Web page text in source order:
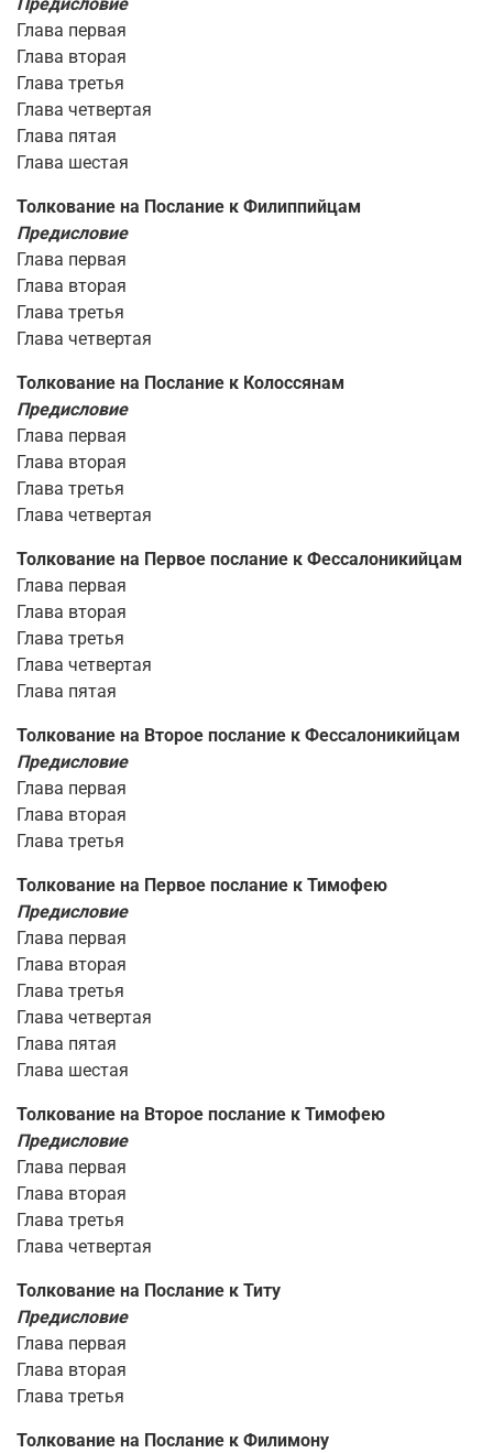
Глава первая
Глава вторая
Глава третья
Глава четвертая
Глава пятая
Глава шестая
Толкование на Послание к Филиппийцам
Предисловие
Глава первая
Глава вторая
Глава третья
Глава четвертая
Толкование на Послание к Колоссянам
Предисловие
Глава первая
Глава вторая
Глава третья
Глава четвертая
Толкование на Первое послание к Фессалоникийцам
Глава первая
Глава вторая
Глава третья
Глава четвертая
Глава пятая
Толкование на Второе послание к Фессалоникийцам
Предисловие
Глава первая
Глава вторая
Глава третья
Толкование на Первое послание к Тимофею
Предисловие
Глава первая
Глава вторая
Глава третья
Глава четвертая
Глава пятая
Глава шестая
Толкование на Второе послание к Тимофею
Предисловие
Глава первая
Глава вторая
Глава третья
Глава четвертая
Толкование на Послание к Титу
Предисловие
Глава первая
Глава вторая
Глава третья
Толкование на Послание к Филимону